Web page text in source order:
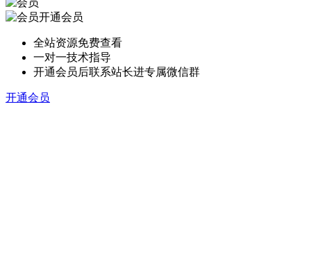
开通会员
全站资源免费查看
一对一技术指导
开通会员后联系站长进专属微信群
开通会员